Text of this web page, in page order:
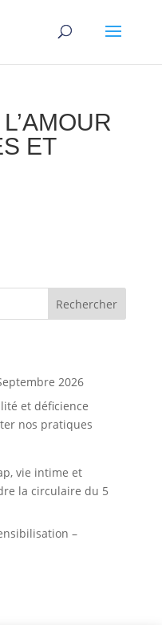
ET
Rechercher
2026
et déficience
nos pratiques
vie intime et
la circulaire du 5
–